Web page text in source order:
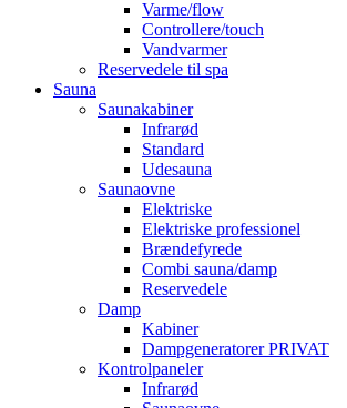
Varme/flow
Controllere/touch
Vandvarmer
Reservedele til spa
Sauna
Saunakabiner
Infrarød
Standard
Udesauna
Saunaovne
Elektriske
Elektriske professionel
Brændefyrede
Combi sauna/damp
Reservedele
Damp
Kabiner
Dampgeneratorer PRIVAT
Kontrolpaneler
Infrarød